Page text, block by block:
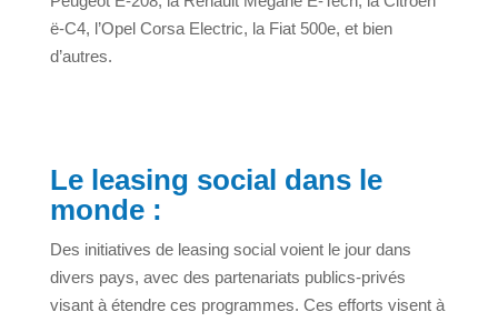
ë-C4, l’Opel Corsa Electric, la Fiat 500e, et bien
d’autres.
Le leasing social dans le
monde :
Des initiatives de leasing social voient le jour dans
divers pays, avec des partenariats publics-privés
visant à étendre ces programmes. Ces efforts visent à